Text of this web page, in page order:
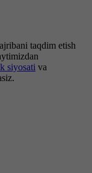
taqdim etish
siyosati va